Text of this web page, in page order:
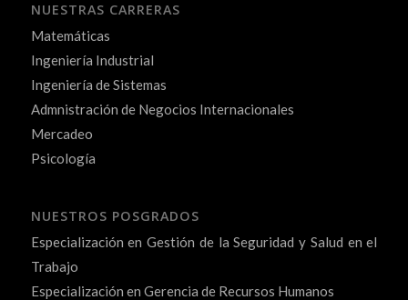
NUESTRAS CARRERAS
Matemáticas
Ingeniería Industrial
Ingeniería de Sistemas
Admnistración de Negocios Internacionales
Mercadeo
Psicología
NUESTROS POSGRADOS
Especialización en Gestión de la Seguridad y Salud en el
Trabajo
Especialización en Gerencia de Recursos Humanos